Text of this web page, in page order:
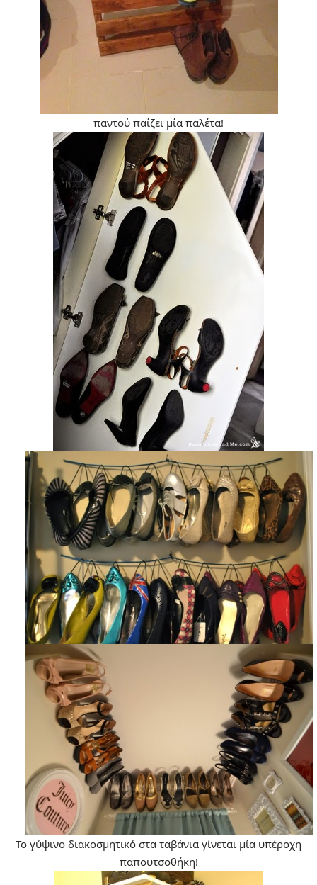
παντού παίζει μία παλέτα!
Το γύψινο διακοσμητικό στα ταβάνια γίνεται μία υπέροχη
παπουτσοθήκη!